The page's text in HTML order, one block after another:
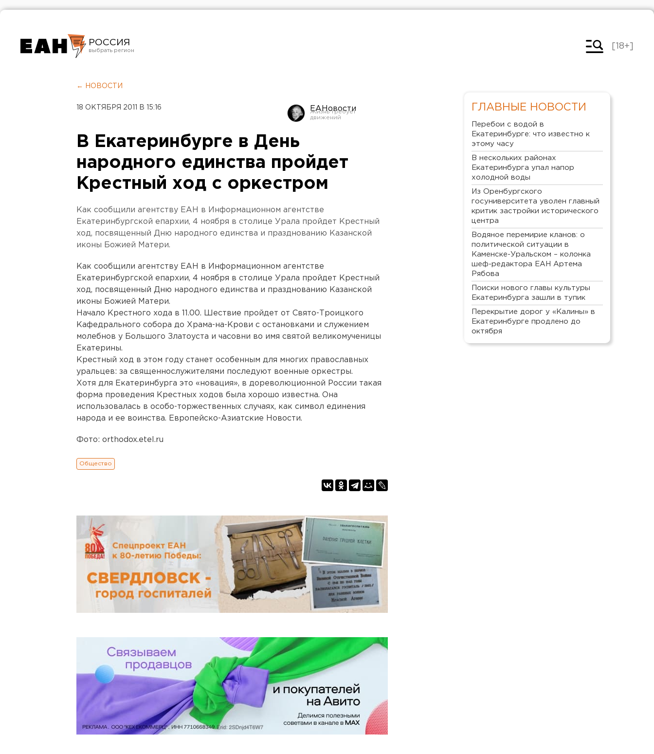
РОССИЯ
Челябинск
[18+]
← НОВОСТИ
18 ОКТЯБРЯ 2011 В 15:16 ЕАНовости
В Екатеринбурге в День
народного единства пройдет
Крестный ход с оркестром
Как сообщили агентству ЕАН в Информационном агентстве
Екатеринбургской епархии, 4 ноября в столице Урала пройдет Крестный
ход, посвященный Дню народного единства и празднованию Казанской
иконы Божией Матери.
Как сообщили агентству ЕАН в Информационном агентстве
Екатеринбургской епархии, 4 ноября в столице Урала пройдет Крестный
ход, посвященный Дню народного единства и празднованию Казанской
иконы Божией Матери.
Начало Крестного хода в 11.00. Шествие пройдет от Свято-Троицкого
Кафедрального собора до Храма-на-Крови с остановками и служением
молебнов у Большого Златоуста и часовни во имя святой великомученицы
Екатерины.
Крестный ход в этом году станет особенным для многих православных
уральцев: за священнослужителями последуют военные оркестры.
Хотя для Екатеринбурга это «новация», в дореволюционной России такая
форма проведения Крестных ходов была хорошо известна. Она
использовалась в особо-торжественных случаях, как символ единения
народа и ее воинства. Европейско-Азиатские Новости.
Фото: orthodox.etel.ru
Общество
ГЛАВНЫЕ НОВОСТИ
Перебои с водой в
Екатеринбурге: что известно к
этому часу
В нескольких районах
Екатеринбурга упал напор
холодной воды
Из Оренбургского
госуниверситета уволен главный
критик застройки исторического
центра
Водяное перемирие кланов: о
политической ситуации в
Каменске-Уральском – колонка
шеф-редактора ЕАН Артема
Рябова
Поиски нового главы культуры
Екатеринбурга зашли в тупик
Перекрытие дорог у «Калины» в
Екатеринбурге продлено до
октября